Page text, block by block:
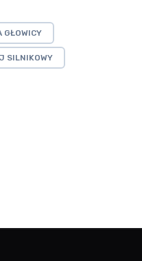
GŁOWICY
SILNIKOWY